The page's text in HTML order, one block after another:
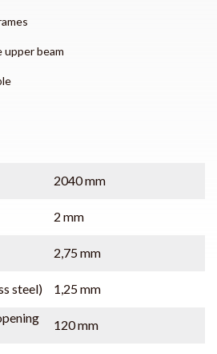
beam
2040 mm
2 mm
2,75 mm
steel)
1,25 mm
120 mm